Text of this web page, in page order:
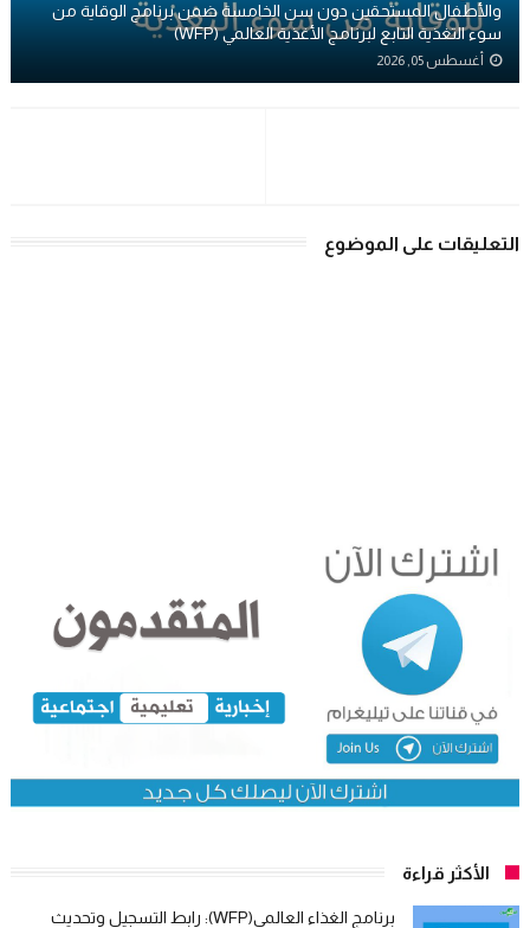
والأطفال المستحقين دون سن الخامسة ضمن برنامج الوقاية من
سوء التغذية التابع لبرنامج الأغذية العالمي (WFP)
أغسطس 05, 2026
التعليقات على الموضوع
الأكثر قراءة
برنامج الغذاء العالمي(WFP): رابط التسجيل وتحديث